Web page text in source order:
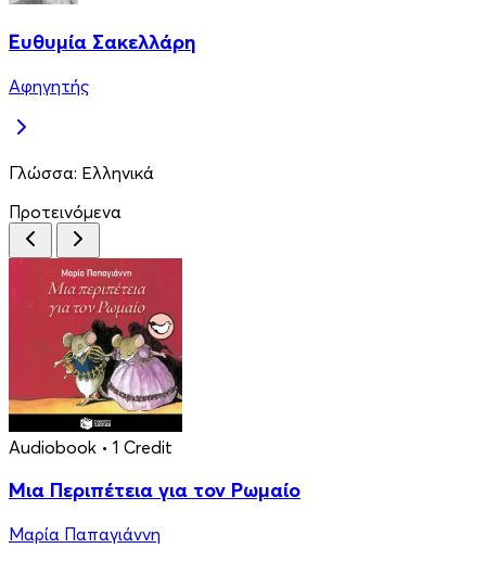
Ευθυμία Σακελλάρη
Αφηγητής
Γλώσσα: Ελληνικά
Προτεινόμενα
Audiobook • 1 Credit
Μια Περιπέτεια για τον Ρωμαίο
Μαρία Παπαγιάννη